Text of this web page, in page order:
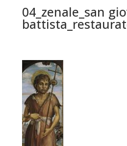
04_zenale_san